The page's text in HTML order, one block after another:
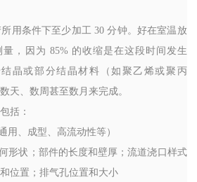
用条件下至少加工 30分钟。好在室温放
量，因为 85% 的收缩是在这段时间发生
晶或部分结晶材料（如聚乙烯或聚丙
天、数周甚至数月来完成。
括：
用、成型、高流动性等）
形状；部件的长度和壁厚；流道浇口样式
位置；排气孔位置和大小